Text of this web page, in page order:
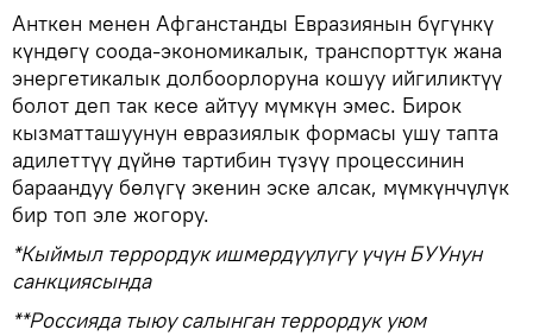
Анткен менен Афганстанды Евразиянын бүгүнкү
күндөгү соода-экономикалык, транспорттук жана
энергетикалык долбоорлоруна кошуу ийгиликтүү
болот деп так кесе айтуу мүмкүн эмес. Бирок
кызматташуунун евразиялык формасы ушу тапта
адилеттүү дүйнө тартибин түзүү процессинин
бараандуу бөлүгү экенин эске алсак, мүмкүнчүлүк
бир топ эле жогору.
*Кыймыл террордук ишмердүүлүгү үчүн БУУнун
санкциясында
**Россияда тыюу салынган террордук уюм